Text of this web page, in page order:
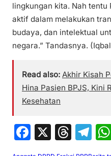
lingkungan kita. Nah tentu
aktif dalam melakukan
budaya, dan intelektual
negara.” Tandasnya.
Read also: Akhir Kisah
Hina Pasien BPJS, Kini
Kesehatan
F
X
T
T